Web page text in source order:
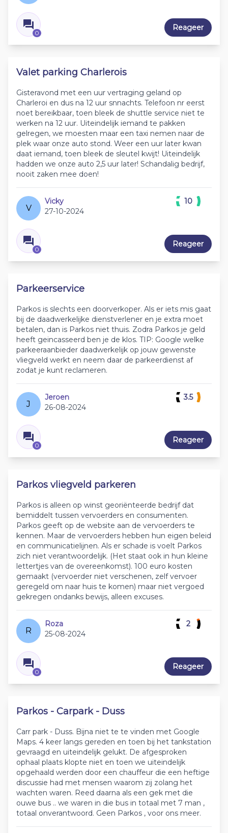
0
Reageer
Valet parking Charlerois
Gisteravond met een uur vertraging geland op
Charleroi en dus na 12 uur snnachts. Telefoon nr eerst
noet bereikbaar, toen bleek de shuttle service niet te
werken na 12 uur. Uiteindelijk iemand te pakken
gelregen, we moesten maar een taxi nemen naar de
plek waar onze auto stond. Weer een uur later kwan
daat iemand, toen bleek de sleutel kwijt! Uiteindelijk
hadden we onze auto 2,5 uur later! Schandalig bedrijf,
nooit zaken mee doen!
V
Vicky
27-10-2024
0
10
Reageer
Parkeerservice
Parkos is slechts een doorverkoper. Als er iets mis gaat
bij de daadwerkelijke dienstverlener en je extra moet
betalen, dan is Parkos niet thuis. Zodra Parkos je geld
heeft geincasseerd ben je de klos. TIP: Google welke
parkeeraanbieder daadwerkelijk op jouw gewenste
vliegveld werkt en neem daar de parkeerdienst af
zodat je kunt reclameren.
J
Jeroen
26-08-2024
0
3.5
Reageer
Parkos vliegveld parkeren
Parkos is alleen op winst georiënteerde bedrijf dat
bemiddelt tussen vervoerders en consumenten.
Parkos geeft op de website aan de vervoerders te
kennen. Maar de vervoerders hebben hun eigen beleid
en communicatielijnen. Als er schade is voelt Parkos
zich niet verantwoordelijk. (Het staat ook in hun kleine
lettertjes van de overeenkomst). 100 euro kosten
gemaakt (vervoerder niet verschenen, zelf vervoer
geregeld om naar huis te komen) maar niet vergoed
gekregen ondanks bewijs, alleen excuses.
R
Roza
25-08-2024
0
2
Reageer
Parkos - Carpark - Duss
Carr park - Duss. Bijna niet te te vinden met Google
Maps. 4 keer langs gereden en toen bij het tankstation
gevraagd en uiteindelijk gelukt. De afgesproken
ophaal plaats klopte niet en toen we uiteindelijk
opgehaald werden door een chauffeur die een heftige
discussie had met mensen waarom zij zolang het
wachten waren. Reed daarna als een gek met die
ouwe bus .. we waren in die bus in totaal met 7 man ,
totaal onverantwoord. Geen Parkos , voor ons meer.